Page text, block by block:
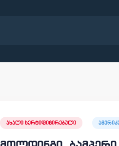
ახალი სერტიფიცირებული